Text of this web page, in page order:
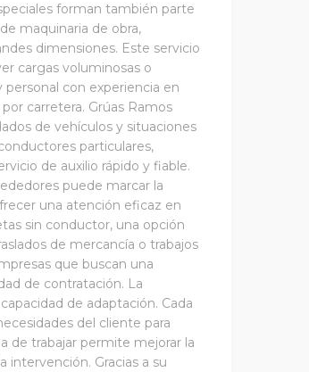
forman también parte
maquinaria de obra,
dimensiones. Este servicio
cargas voluminosas o
con experiencia en
carretera. Grúas Ramos
de vehículos y situaciones
particulares,
de auxilio rápido y fiable.
puede marcar la
una atención eficaz en
sin conductor, una opción
de mercancía o trabajos
que buscan una
de contratación. La
de adaptación. Cada
del cliente para
de trabajar permite mejorar la
Gracias a su